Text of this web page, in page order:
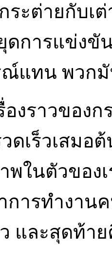
ะต่ายกับเ
ยุดการแข่ง
แทน พวก
งราวของก
ดเร็วเสม
พในตัวของ
ารทำงาน
และสุดท้า